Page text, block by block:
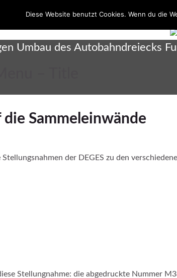
Funkturm
Umbau des Autobahndreiecks
Sammel­einwände
der DEGES zu den
Stellungnahme: die abgedruckte Nummer
Diese Website benutzt Cookies. Wenn du die